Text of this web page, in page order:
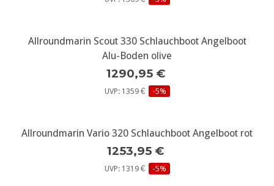
Allroundmarin Scout 330 Schlauchboot Angelboot
Alu-Boden olive
1290,95 €
UVP: 1359 € -5%
Allroundmarin Vario 320 Schlauchboot Angelboot rot
1253,95 €
UVP: 1319 € -5%